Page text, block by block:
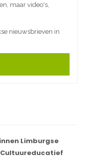
maar video's,
nieuwsbrieven in
Limburgse